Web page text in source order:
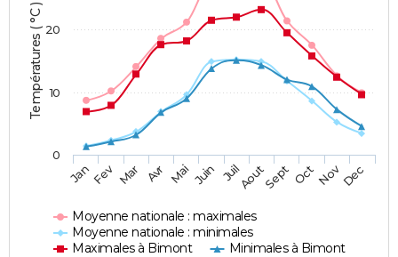
Températures ( °C )
Moyenne nationale : maximales
Moyenne nationale : minimales
Maximales à Bimont
Minimales à Bimont
JanFev Mar Avr Mai Juin JuilAoutSept OctNovDec
0
10
20